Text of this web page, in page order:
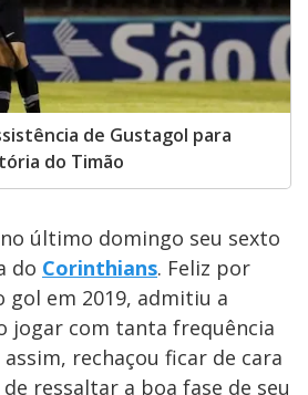
de Gustagol para
do Timão
último domingo seu sexto
do Corinthians. Feliz por
em 2019, admitiu a
jogar com tanta frequência
rechaçou ficar de cara
ressaltar a boa fase de seu